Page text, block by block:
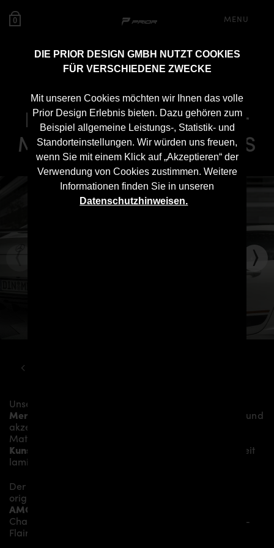
DIE PRIOR DESIGN GMBH NUTZT COOKIES
FÜR VERSCHIEDENE ZWECKE
Mit unseren Cookies möchten wir Ihnen das volle
Prior Design Erlebnis bieten. Dazu gehören zum
Beispiel allgemeine Leistungs-, Statistik- und
Standorteinstellungen. Wir würden uns freuen,
wenn Sie mit einem Klick auf „Akzeptieren“ der
Verwendung von Cookies zustimmen. Weitere
Informationen finden Sie in unseren
Datenschutzhinweisen.
0 MENU
PD700GTR
Heckklappenspoiler für
Mercedes-AMG GT/GTS
Unser
Mercedes-AMG GT/GTS C190/R190
mehr Dynamik und
akzentuiert die sportliche Linie des Fahrzeugs. Das
Material besteht aus einem
Kunststoffverbund
und wird aufwändig in Handarbeit
laminiert und anschließend bearbeitet.
Der
originalen
AMG GT/GTS C190/R190
Charakter und einen gewissen Hauch von Rennsport-
Flair.